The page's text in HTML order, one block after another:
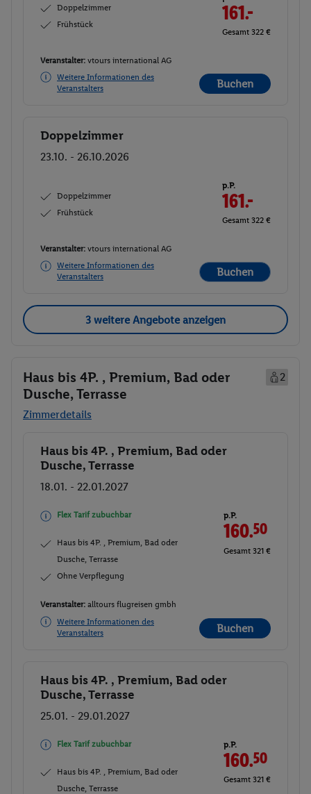
Doppelzimmer
Frühstück
161.-
Gesamt 322 €
Veranstalter: vtours international AG
Weitere Informationen des
Veranstalters
Buchen
Buchen
Doppelzimmer
23.10. - 26.10.2026
Doppelzimmer
Frühstück
p.P.
161.-
Gesamt 322 €
Veranstalter: vtours international AG
Weitere Informationen des
Veranstalters
Buchen
3 weitere Angebote anzeigen
Haus bis 4P. , Premium, Bad oder
Dusche, Terrasse
2
Zimmerdetails
Buchen
Haus bis 4P. , Premium, Bad oder
Dusche, Terrasse
18.01. - 22.01.2027
Flex Tarif zubuchbar
Haus bis 4P. , Premium, Bad oder
Dusche, Terrasse
Ohne Verpflegung
p.P.
160.50
Gesamt 321 €
Veranstalter: alltours flugreisen gmbh
Weitere Informationen des
Veranstalters
Buchen
Buchen
Haus bis 4P. , Premium, Bad oder
Dusche, Terrasse
25.01. - 29.01.2027
Flex Tarif zubuchbar
Haus bis 4P. , Premium, Bad oder
Dusche, Terrasse
p.P.
160.50
Gesamt 321 €